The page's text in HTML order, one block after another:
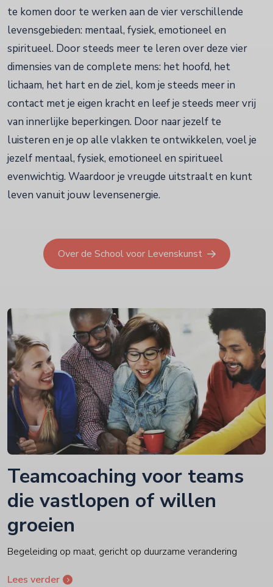
te komen door te werken aan de vier verschillende
levensgebieden: mentaal, fysiek, emotioneel en
spiritueel. Door steeds meer te leren over deze vier
dimensies van de complete mens: het hoofd, het
lichaam, het hart en de ziel, kom je steeds meer in
contact met je eigen kracht en leef je steeds meer vrij
van innerlijke beperkingen. Door naar jezelf te
luisteren en je op alle vlakken te ontwikkelen, voel je
jezelf mentaal, fysiek, emotioneel en spiritueel
evenwichtig. Waardoor je vreugde uitstraalt en kunt
leven vanuit jouw levensenergie.
Over de School voor Levenskunst
Teamcoaching voor teams
die vastlopen of willen
groeien
Begeleiding op maat, gericht op duurzame verandering
Lees verder